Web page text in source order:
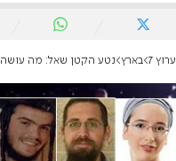
ערוץ 7 בארץ נטע הקטן שאל: מה